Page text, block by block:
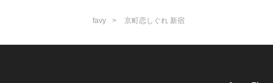
favy 京町恋しぐれ 新宿